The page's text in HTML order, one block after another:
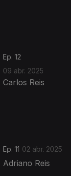
Ep. 12
09 abr. 2025
Carlos Reis
Ep. 11 02 abr. 2025
Adriano Reis